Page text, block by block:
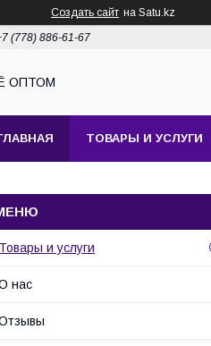
Создать сайт на Satu.kz
(778) 886-61-67
ОПТОМ
ТОВАРЫ И УСЛУГИ
Товары и услуги
нас